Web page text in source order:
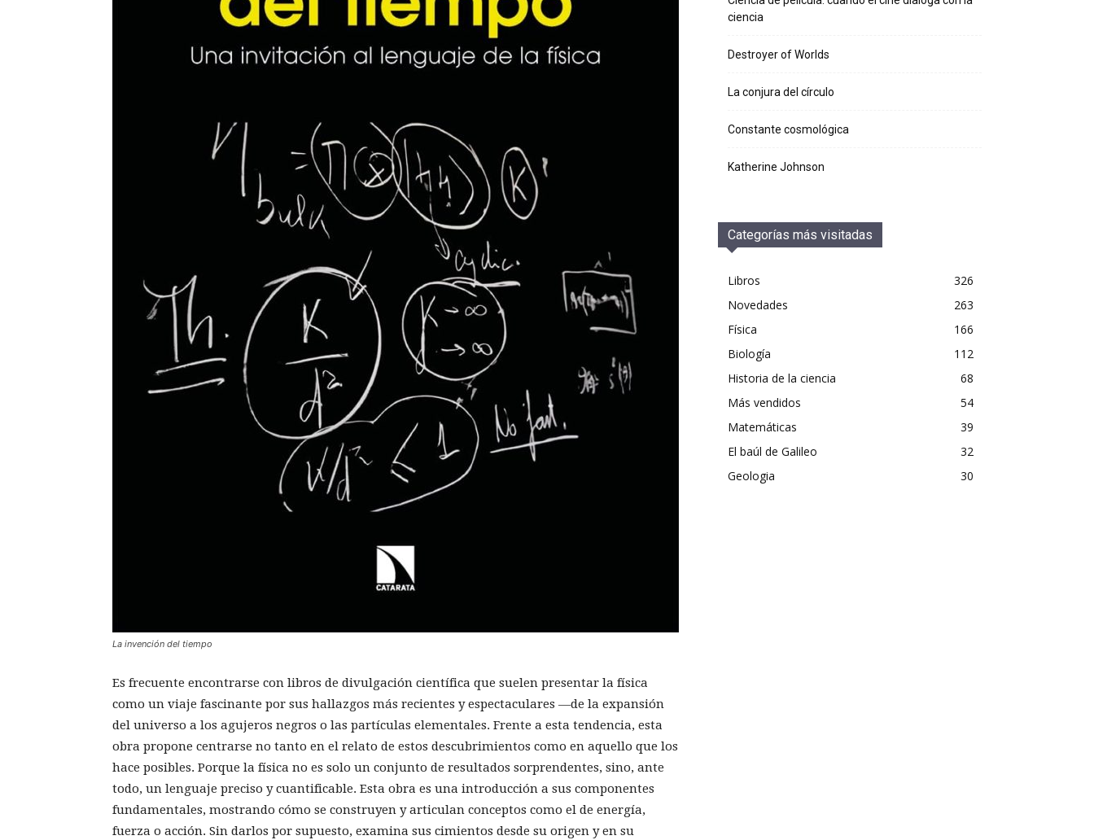
La invención del tiempo
Es frecuente encontrarse con libros de divulgación científica que suelen presentar la física
como un viaje fascinante por sus hallazgos más recientes y espectaculares ―de la expansión
del universo a los agujeros negros o las partículas elementales. Frente a esta tendencia, esta
obra propone centrarse no tanto en el relato de estos descubrimientos como en aquello que los
hace posibles. Porque la física no es solo un conjunto de resultados sorprendentes, sino, ante
todo, un lenguaje preciso y cuantificable. Esta obra es una introducción a sus componentes
fundamentales, mostrando cómo se construyen y articulan conceptos como el de energía,
fuerza o acción. Sin darlos por supuesto, examina sus cimientos desde su origen y en su
ciencia
Destroyer of Worlds
La conjura del círculo
Constante cosmológica
Katherine Johnson
Categorías más visitadas
Libros
326
Novedades
263
Física
166
Biología
112
Historia de la ciencia
68
Más vendidos
54
Matemáticas
39
El baúl de Galileo
32
Geologia
30